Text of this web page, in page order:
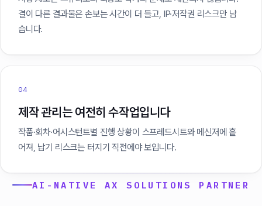
결이 다른 결과물은 손보는 시간이 더 들고, IP·저작권 리스크만 남
습니다.
04
제작 관리는 여전히 수작업입니다
작품·회차·어시스턴트별 진행 상황이 스프레드시트와 메신저에 흩
어져, 납기 리스크는 터지기 직전에야 보입니다.
AI-NATIVE AX SOLUTIONS PARTNER